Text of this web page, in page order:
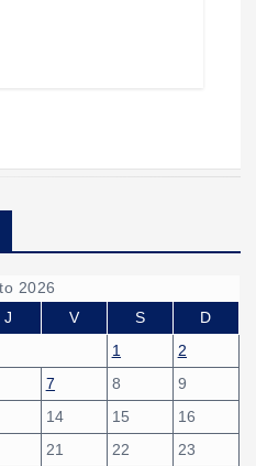
2026
J V S
D
1
2
7 8
9
14 15
16
21 22
23